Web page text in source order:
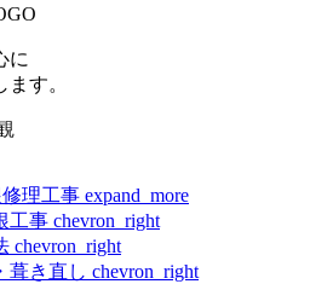
に
す。
理工事 expand_more
工事 chevron_right
chevron_right
葺き直し chevron_right